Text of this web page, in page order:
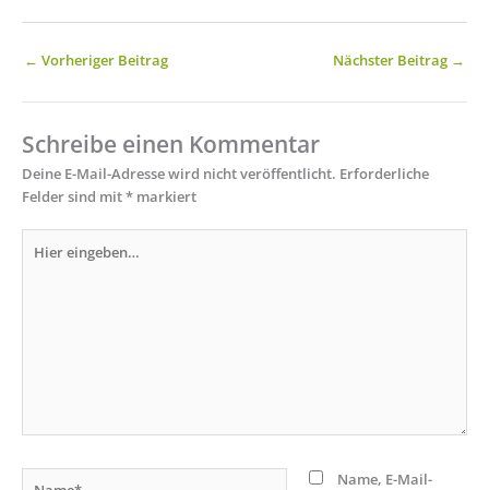
← Vorheriger Beitrag Nächster Beitrag →
Schreibe einen Kommentar
Deine E-Mail-Adresse wird nicht veröffentlicht. Erforderliche
Felder sind mit* markiert
eingeben…
Name, E-Mail-